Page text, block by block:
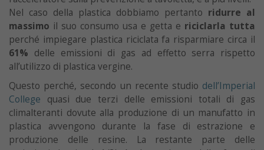
Nel caso della plastica dobbiamo pertanto ridurre al
massimo il suo consumo usa e getta e riciclarla tutta
perché impiegare plastica riciclata fa risparmiare circa il
61% delle emissioni di gas ad effetto serra rispetto
all’utilizzo di plastica vergine.
Questo perché, secondo un recente studio dell’Imperial
College quasi due terzi delle emissioni totali di gas
climalteranti dovute alla produzione di un manufatto in
plastica avvengono durante la fase di estrazione e
produzione delle resine. La restante parte delle